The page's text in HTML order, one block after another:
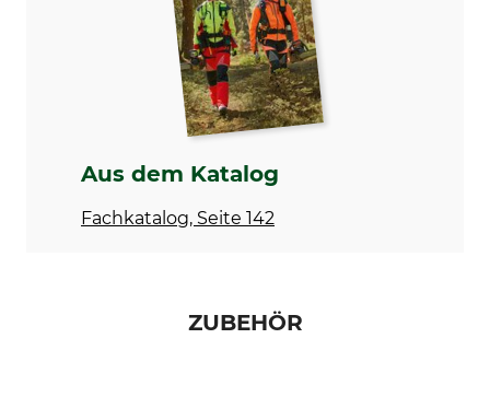
6
Zähne Umlenkstern
12
Schienentyp
wechselbarem Kopfstück
Sägenmarke
Führungsschiene
Aus dem Katalog
Fachkatalog, Seite 142
ZUBEHÖR